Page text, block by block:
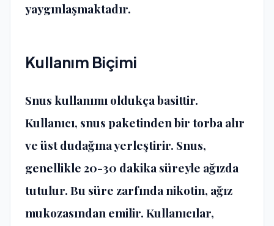
yaygınlaşmaktadır.
Kullanım Biçimi
Snus kullanımı oldukça basittir.
Kullanıcı, snus paketinden bir torba alır
ve üst dudağına yerleştirir. Snus,
genellikle 20-30 dakika süreyle ağızda
tutulur. Bu süre zarfında nikotin, ağız
mukozasından emilir. Kullanıcılar,